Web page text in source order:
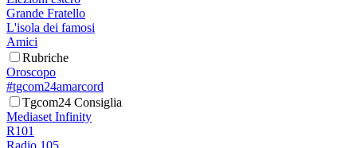
Grande Fratello
L'isola dei famosi
Amici
Rubriche
Oroscopo
#tgcom24amarcord
Tgcom24 Consiglia
Mediaset Infinity
R101
Radio 105